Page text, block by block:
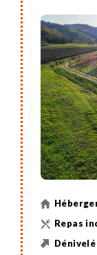
charmante
ses
galeries,
une ville
Culminant
la rivière
sur les
pour sa
vous l'une